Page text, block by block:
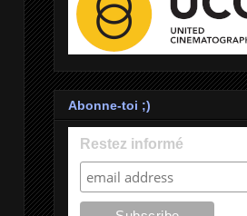
Abonne-toi ;)
Restez informé